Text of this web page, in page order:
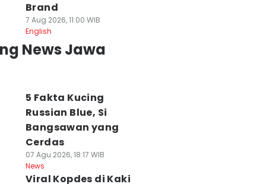
Brand
7 Aug 2026, 11:00 WIB
English
News Jawa
5 Fakta Kucing
Russian Blue, Si
Bangsawan yang
Cerdas
07 Agu 2026, 18:17 WIB
News
Viral Kopdes di Kaki